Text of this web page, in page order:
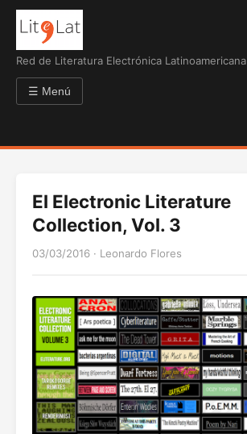
Red de Literatura Electrónica Latinoamericana
☰ Menú
El Electronic Literature
Collection, Vol. 3
03/03/2016 · Leonardo Flores